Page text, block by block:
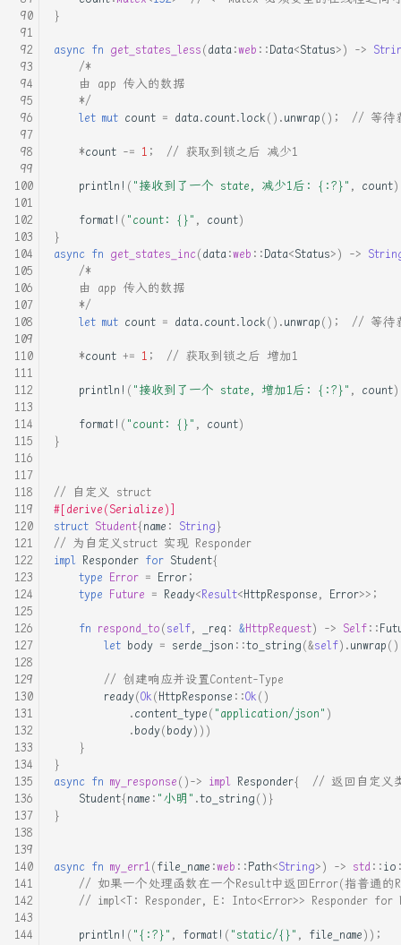
发cpp环境
使用dd一件重装云服务器的系
统
使用普通用户执行 docker
几种在Linux下查询外网IP的
办法
单分派泛函数
基于centos安装jupyterlab设
置外网访问
源码安装python
编程语言测试
记录pyinstall使用
设置pycharm>跳板机>服务器
的远程开发环境
通过阿里云oss快速从服务器
拉取文件
python内存异常的一次排查
rust-bpf开发实战
rust与 pypy和cpython的混合
开发
rust中的内存布局
rust和python一些性能基准测
试以及pyo3的基本使用
rust基础语句LLVM IR以及汇
编分析
Rust系统编程: 查看最近的一
次系统调用发生的错误
strace 简单入门
一次混合开发交叉编译
mongo-c-driver和rust的笔记
五种IO模型透彻分析
什么是 Rust 宏？ —— 浅谈
Rust 宏
什么是move？理解C++ Value
categories，move， move
in Rust
从4行代码看c++右值引用
从prctl函数开始学习沙箱规
则
从头实现RUST异步BLOCK_ON
修改linux kernel对
sys_call_64系统调用入口进
行hook
}
async fn get_states_less(data :web ::Data<Status>) ->
/*
    由 app 传入的数据
    */
let mut count = data.count.lock().unwrap(); // 等待
*count -= 1 ; // 获取到锁之后 减少1
println! ( "接收到了一个 state, 减少1后: {:?}" , count
format! ( "count: {}" , count)
}
async fn get_states_inc(data :web ::Data<Status>) ->
/*
    由 app 传入的数据
    */
let mut count = data.count.lock().unwrap(); // 等待
*count += 1 ; // 获取到锁之后 增加1
println! ( "接收到了一个 state, 增加1后: {:?}" , count
format! ( "count: {}" , count)
}
// 自定义 struct
#[derive(Serialize)]
struct Student{name : String}
// 为自定义struct 实现 Responder
impl Responder for Student{
type Error = Error;
type Future = Ready<Result<HttpResponse, Error>> ;
fn respond_to(self, _req : &HttpRequest) -> Self::
let body = serde_json ::to_string(&self).unwrap
// 创建响应并设置Content-Type
ready(Ok(HttpResponse ::Ok()
.content_type( "application/json" )
.body(body)))
}
}
async fn my_response()-> impl Responder{
// 返回自定义
Student{name : "小明" .to_string()}
}
async fn my_err1 (file_name :web ::Path<String>) -> std ::io
// 如果一个处理函数在一个Result中返回Error(指普通
// impl<T: Responder, E: Into<Error>> Responder
println! ( "{:?}" , format! ( "static/{}" , file_name));